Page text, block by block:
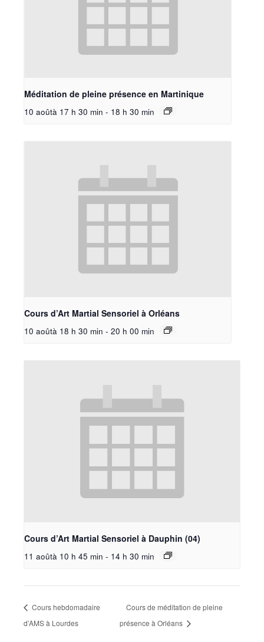
Méditation de pleine présence en Martinique
10 aoûtà 17 h 30 min - 18 h 30 min
Cours d’Art Martial Sensoriel à Orléans
10 aoûtà 18 h 30 min - 20 h 00 min
Cours d’Art Martial Sensoriel à Dauphin (04)
11 aoûtà 10 h 45 min - 14 h 30 min
Cours hebdomadaire
d’AMS à Lourdes
Cours de méditation de pleine
présence à Orléans